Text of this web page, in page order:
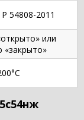
54808-2011
или
«закрыто»